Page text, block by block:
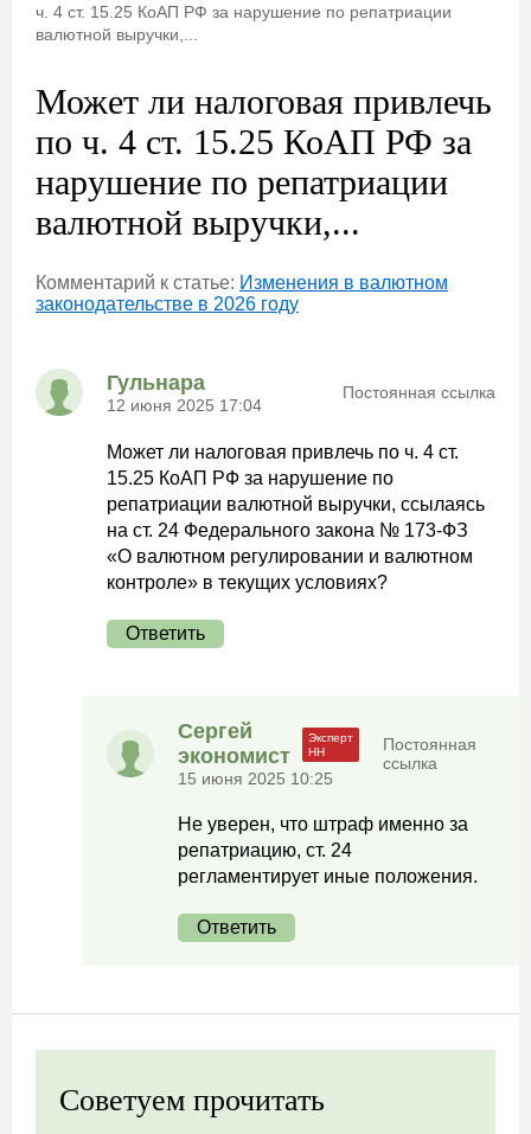
ч. 4 ст. 15.25 КоАП РФ за нарушение по репатриации
валютной выручки,...
Может ли налоговая привлечь
по ч. 4 ст. 15.25 КоАП РФ за
нарушение по репатриации
валютной выручки,...
Комментарий к статье: Изменения в валютном
законодательстве в 2026 году
Гульнара
12 июня 2025 17:04
Постоянная ссылка
Может ли налоговая привлечь по ч. 4 ст.
15.25 КоАП РФ за нарушение по
репатриации валютной выручки, ссылаясь
на ст. 24 Федерального закона № 173-ФЗ
«О валютном регулировании и валютном
контроле» в текущих условиях?
Ответить
Сергей
экономист
15 июня 2025 10:25
Постоянная
ссылка
Не уверен, что штраф именно за
репатриацию, ст. 24
регламентирует иные положения.
Ответить
Советуем прочитать